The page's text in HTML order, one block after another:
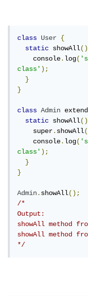
class User
{
static showAll()
    console
.log(
class');
}
}
class Admin
static showAll()
    super
.showAll
    console
.log(
class');
}
}
Admin.showAll();
/*
Output:
showAll method
showAll method
*/